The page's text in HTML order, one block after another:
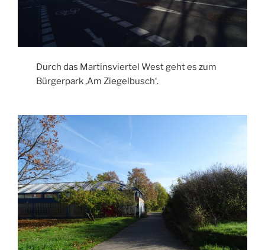
Durch das Martinsviertel West geht es zum
Bürgerpark ‚Am Ziegelbusch‘.